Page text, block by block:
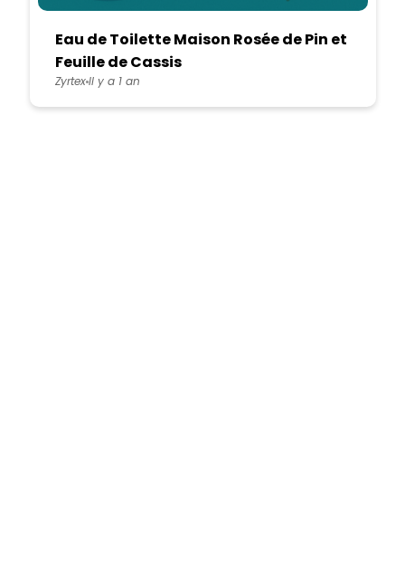
Eau de Toilette Maison Rosée de Pin et
Feuille de Cassis
ZyrtexIl y a 1 an